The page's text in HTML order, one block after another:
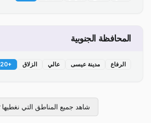
المحافظة الجنوبية
الرفاع مدينة عيسى عالي الزلاق +
20
شاهد جميع المناطق التي نغطيها